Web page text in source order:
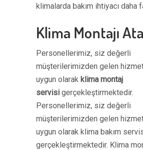
klimalarda bakım ihtiyacı daha
Klima Montajı
Personellerimiz, siz değerli
müşterilerimizden gelen
uygun olarak klima montaj
servisi gerçekleştirmektedir.
Personellerimiz, siz değerli
müşterilerimizden gelen
uygun olarak klima bakım
gerçekleştirmektedir. Klima